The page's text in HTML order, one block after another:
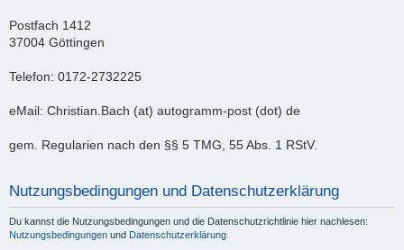
Postfach 1412
37004 Göttingen
Telefon: 0172-2732225
eMail: Christian.Bach (at) autogramm-post (dot) de
gem. Regularien nach den §§ 5 TMG, 55 Abs. 1 RStV.
Nutzungsbedingungen und Datenschutzerklärung
Du kannst die Nutzungsbedingungen und die Datenschutzrichtlinie hier nachlesen:
Nutzungsbedingungen und Datenschutzerklärung